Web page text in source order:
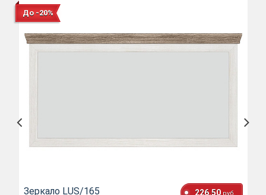
До -20%
Зеркало LUS/165 226.50 руб.